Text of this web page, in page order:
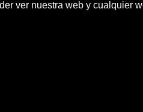
ver nuestra web y cualquier